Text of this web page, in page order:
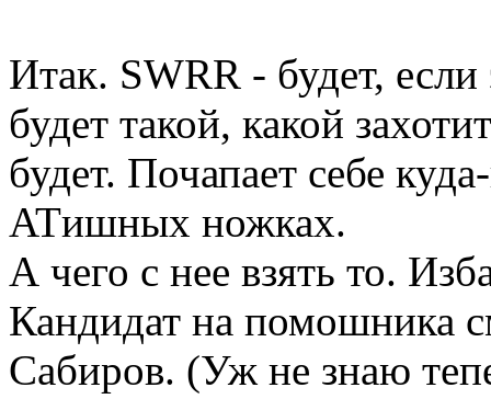
Итак. SWRR - будет,
будет такой, какой
будет. Почапает себе
ATишных ножках.
А чего с нее взять то.
Кандидат на помошника
Сабиров. (Уж не знаю